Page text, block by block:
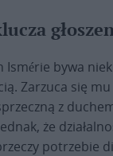
Ismérie bywa
Zarzuca się
z
że
potrzebie